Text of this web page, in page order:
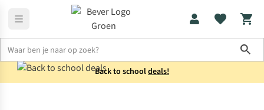
Back to schooldeals!